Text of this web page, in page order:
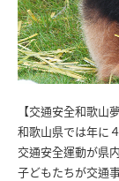
【交通安全和歌山
和歌山県では年に
交通安全運動が県
子どもたちが交通